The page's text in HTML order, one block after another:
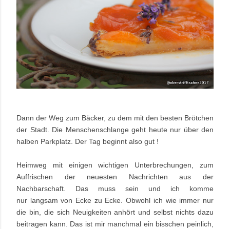
Dann der Weg zum Bäcker, zu dem mit den besten Brötchen
der Stadt. Die Menschenschlange geht heute nur über den
halben Parkplatz. Der Tag beginnt also gut !
Heimweg mit einigen wichtigen Unterbrechungen, zum
Auffrischen der neuesten Nachrichten aus der
Nachbarschaft. Das muss sein und ich komme
nur langsam von Ecke zu Ecke. Obwohl ich wie immer nur
die bin, die sich Neuigkeiten anhört und selbst nichts dazu
beitragen kann. Das ist mir manchmal ein bisschen peinlich,